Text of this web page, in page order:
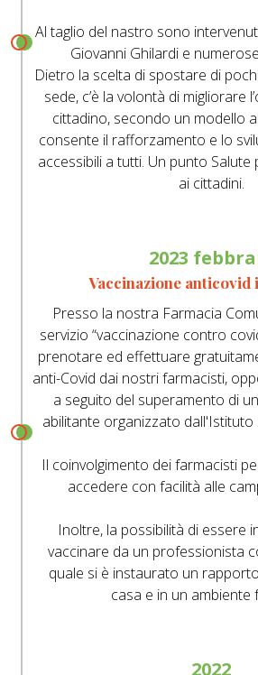
Al taglio del nastro sono
Giovanni Ghilardi e
Dietro la scelta di spostare di
sede, c’è la volontà di migliorare
cittadino, secondo un modello
consente il rafforzamento e lo
accessibili a tutti. Un punto
ai cittadini.
2023
Vaccinazione anticovid
Presso la nostra Farmacia
servizio “vaccinazione contro
prenotare ed effettuare
anti-Covid dai nostri farmacisti,
a seguito del superamento di
abilitante organizzato dall'Istituto
Il coinvolgimento dei farmacisti
accedere con facilità alle
Inoltre, la possibilità di essere
vaccinare da un professionista
quale si è instaurato un
casa e in un ambiente
2022